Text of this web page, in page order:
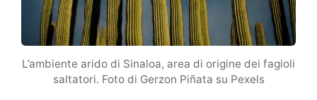
L’ambiente arido di Sinaloa, area di origine dei fagioli
saltatori. Foto di Gerzon Piñata su Pexels